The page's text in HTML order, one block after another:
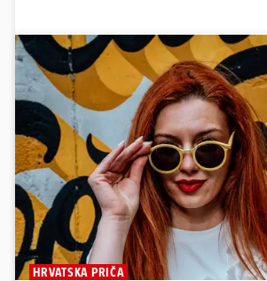
HRVATSKA PRIČA